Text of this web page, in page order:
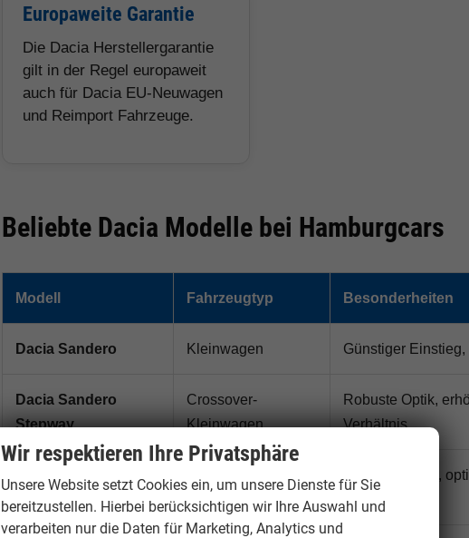
Europaweite Garantie
Die Dacia Herstellergarantie
gilt in der Regel europaweit
auch für Dacia EU-Neuwagen
und Reimport Fahrzeuge.
Beliebte Dacia Modelle bei Hamburgcars
Modell Fahrzeugtyp Besonderheiten
Dacia Sandero Kleinwagen Günstiger
Dacia Sandero
Stepway
Crossover-
Kleinwagen
Robuste Optik,
Verhältnis
Robustes SUV,
Angebot
Wir respektieren Ihre Privatsphäre
Unsere Website setzt Cookies ein, um unsere Dienste für Sie
bereitzustellen. Hierbei berücksichtigen wir Ihre Auswahl und
verarbeiten nur die Daten für Marketing, Analytics und